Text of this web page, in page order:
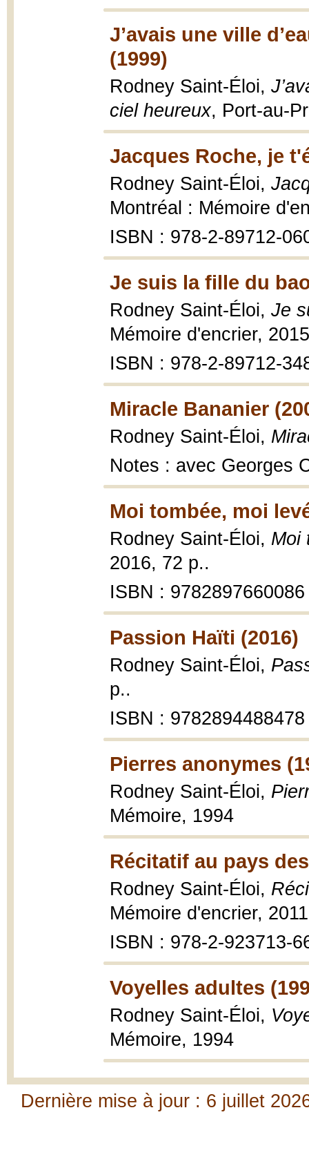
J’avais une ville
(1999)
Rodney Saint-Éloi,
ciel heureux, Port-au-
Jacques Roche, je
Rodney Saint-Éloi,
Montréal : Mémoire
ISBN : 978-2-89712-
Je suis la fille du
Rodney Saint-Éloi, Je
Mémoire d'encrier,
ISBN : 978-2-89712-
Miracle Bananier
Rodney Saint-Éloi,
Notes : avec Georges
Moi tombée, moi
Rodney Saint-Éloi, Moi
2016, 72 p..
ISBN : 9782897660086
Passion Haïti (2016)
Rodney Saint-Éloi,
p..
ISBN : 9782894488478
Pierres anonymes
Rodney Saint-Éloi,
Mémoire, 1994
Récitatif au pays
Rodney Saint-Éloi,
Mémoire d'encrier,
ISBN : 978-2-923713-
Voyelles adultes
Rodney Saint-Éloi,
Mémoire, 1994
Dernière mise à jour : 6 juillet